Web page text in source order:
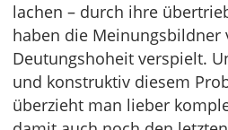
lachen – durch ihre
haben die Meinungsbildner
Deutungshoheit verspielt.
und konstruktiv diesem
überzieht man lieber